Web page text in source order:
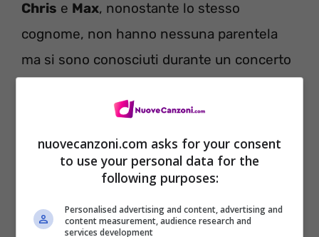
Chris e Max, nonostante lo stesso
cognome, non hanno nessuna parentela
ma si sono conosciuti durante un concerto
a tal punto da desiderare di collaborare
nuovecanzoni.com asks for your consent
to use your personal data for the
following purposes:
Personalised advertising and content, advertising and
content measurement, audience research and
services development